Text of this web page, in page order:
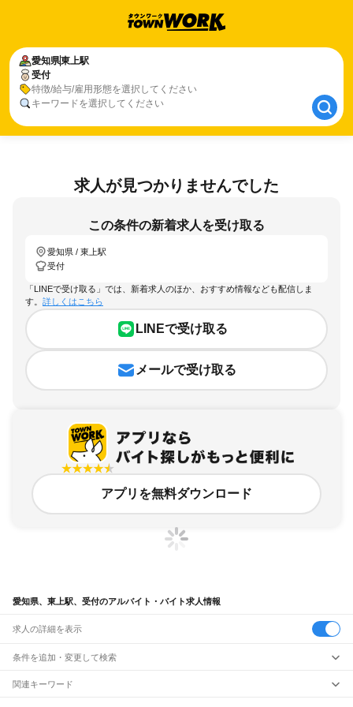
愛知県東上駅
受付
特徴/給与/雇用形態を選択してください
キーワードを選択してください
愛知県東上駅
受付
求人が見つかりませんでした
この条件の新着求人を受け取る
愛知県 / 東上駅
受付
「LINEで受け取る」では、新着求人のほか、おすすめ情報なども配信しま
す。 詳しくはこちら
LINEで受け取る
メールで受け取る
アプリを無料ダウンロード
愛知県、東上駅、受付のアルバイト・バイト求人情報
求人の詳細を表示
条件を追加・変更して検索
市区町村を追加・変更
関連キーワード